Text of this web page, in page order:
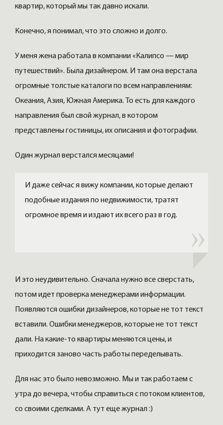
квартир, который мы так давно искали.
Конечно, я понимал, что это сложно и долго.
У меня жена работала в компании «Калипсо — мир
путешествий». Была дизайнером. И там она верстала
огромные толстые каталоги по всем направлениям:
Океания, Азия, Южная Америка. То есть для каждого
направления был свой журнал, в котором
представлены гостиницы, их описания и фотографии.
Один журнал верстался месяцами!
И даже сейчас я вижу компании, которые делают
подобные издания по недвижимости, тратят
огромное время и издают их всего раз в год.
И это неудивительно. Сначала нужно все сверстать,
потом идет проверка менеджерами информации.
Появляются ошибки дизайнеров, которые не тот текст
вставили. Ошибки менеджеров, которые не тот текст
дали. На какие-то квартиры меняются цены, и
приходится заново часть работы переделывать.
Для нас это было невозможно. Мы и так работаем с
утра до вечера, чтобы справиться с потоком клиентов,
со своими сделками. А тут еще журнал :)